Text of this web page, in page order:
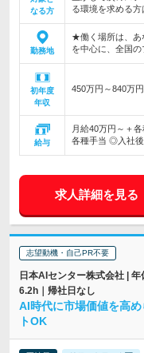
なる方
る環境を求める
勤務地
★働く場所は、あ
を中心に、全国
初年度
年収
450万円～840万円
給与
月給40万円～＋
各種手当 ◎入社
求人詳細を見る
志望動機・自己PR不要
日本AIセンター株式会社 |
6.2h｜帰社日なし
AI時代に市場価値を高
トOK